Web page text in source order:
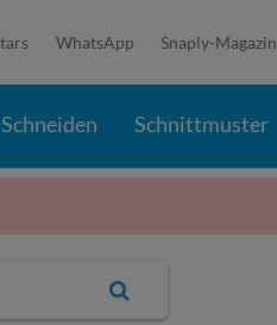
WhatsApp Snaply-Magazin
Schneiden Schnittmuster